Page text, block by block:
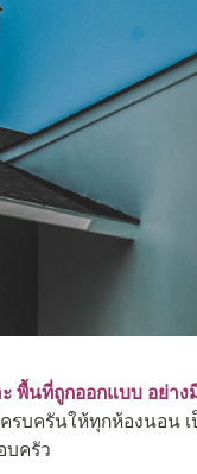
พื้นที่ถูกออกแบบ อย่าง
ครันให้ทุกห้องนอน เ
บครัว​